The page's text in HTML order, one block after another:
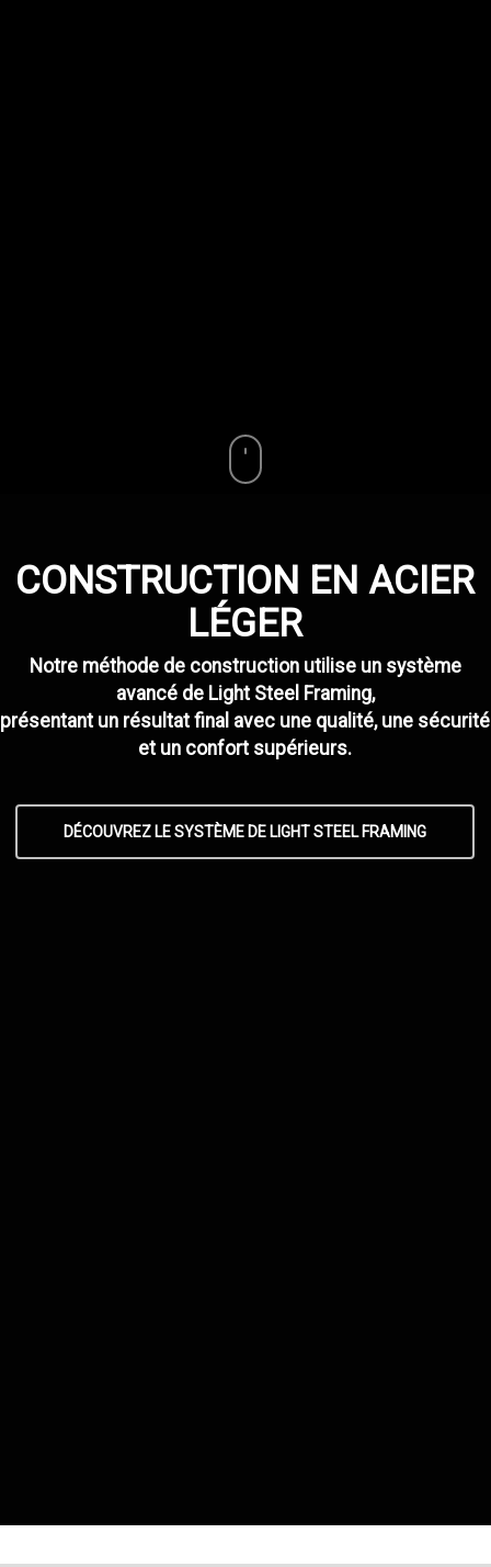
CONSTRUCTION EN ACIER
LÉGER
Notre méthode de construction utilise un système
avancé de Light Steel Framing,
présentant un résultat final avec une qualité, une sécurité
et un confort supérieurs.
DÉCOUVREZ LE SYSTÈME DE LIGHT STEEL FRAMING